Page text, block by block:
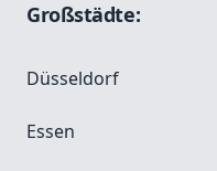
Großstädte:
Düsseldorf
Essen